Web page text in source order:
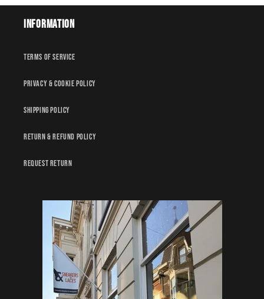
Information
Terms of service
Privacy & Cookie policy
Shipping policy
Return & Refund policy
Request Return